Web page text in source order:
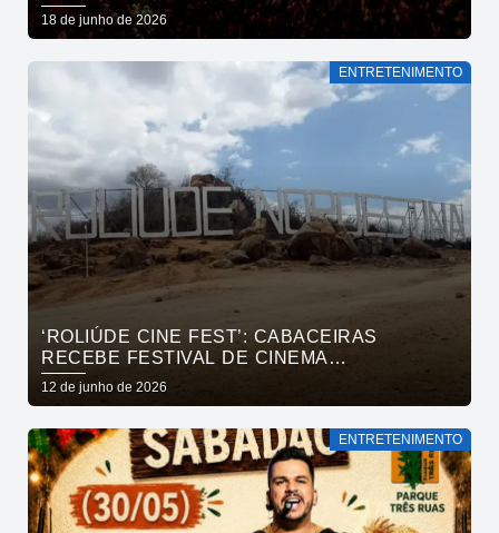
ALCYMAR MONTEIRO, FLÁVIO JOSÉ E TOCA
DO VALE
18 de junho de 2026
ENTRETENIMENTO
‘ROLIÚDE CINE FEST’: CABACEIRAS
RECEBE FESTIVAL DE CINEMA
INTERNACIONAL EM JULHO
12 de junho de 2026
ENTRETENIMENTO